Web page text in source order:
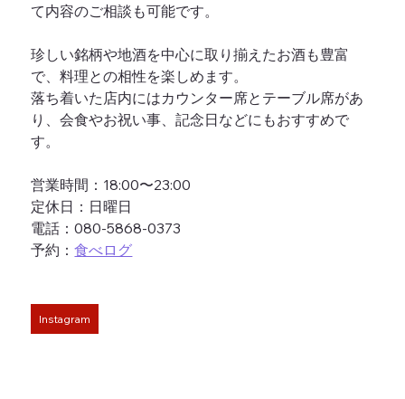
て内容のご相談も可能です。
珍しい銘柄や地酒を中心に取り揃えたお酒も豊富
で、料理との相性を楽しめます。
落ち着いた店内にはカウンター席とテーブル席があ
り、会食やお祝い事、記念日などにもおすすめで
す。
営業時間：18:00〜23:00
定休日：日曜日
電話：080-5868-0373
予約：食べログ
Instagram